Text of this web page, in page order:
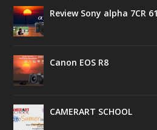
Review Sony alpha 7CR
Canon EOS R8
CAMERART SCHOOL